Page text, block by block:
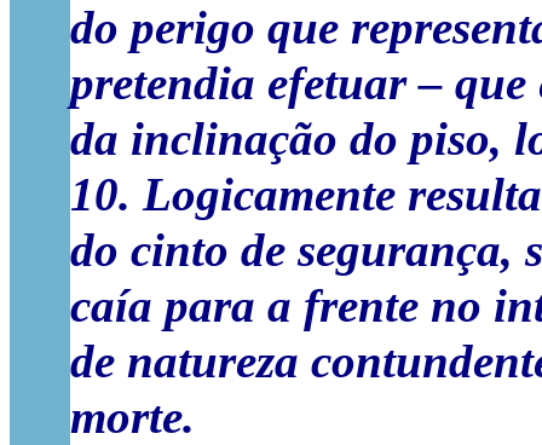
do perigo que
pretendia efetuar –
da inclinação do piso,
10. Logicamente
do cinto de segurança,
caía para a frente no
de natureza
morte.